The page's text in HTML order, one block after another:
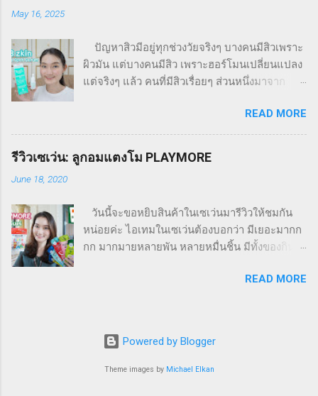
ขึ้น พร้อมทั้งปรับสีของแผลเป็นให้สม่ำเสมอ มีส่วน
ผสมของวิตามินซี และวิตามินอี ช่วยลดเลือนรอย
แผลเป็นให้ดูจางลง ไม่มีส่วนผสมของแอลกอฮอล์
ทางผิวหนัง (dermatologically tested) รอบ
กล่องมีรายละเอียดผลิตภัณฑ์อยู่ ปริมาณสุทธิ 9
กรัม วิธีใช้ : ทาเจลลงบนแผลเป็นนูน หรือคีลอยด์
เนื้อเจลเป็นแบบซิล...
May 16, 2025
ปัญหาสิวมีอยู่ทุกช่วงวัยจริงๆ บางคนมีสิวเพราะ
ผิวมัน แต่บางคนมีสิว เพราะฮอร์โมนเปลี่ยนแปลง
แต่จริงๆ แล้ว คนที่มีสิวเรื่อยๆ ส่วนหนึ่งมาจาก
มาณมากๆ ก็จะทำให้เกิดสิวได้ง่าย แต่เราเองก็คง
อยากกินตามใจอยาก จะห้ามปากตัวเองก็ยากมาก
… การแก้ปัญหาสิวนอกจากจะล้างหน้าให้สะอาด
ปัญหาสิวที่ผิวหน้า และตามผิวกาย รวมถึงที่แผ่น
หลัง คือมีสิว และรอยสิวหนักมาก แม้จะใต้ร่มผ้า
แต่เราก็อยากให้ผิวเราดูเนียนสวยทุกส่วน วันนี้เลย
ดูแล รักษาสิว จะเป็นอย่างไรไปชมกันค่ะ B zkin
zkin Acne Spot Serum ตัวนี้ มีคุณสมบัติในการ
ลดความมัน , ลดการอักเสบ , ลดและป้องกันการ
READ MORE
รีวิวเซเว่น: ลูกอมแตงโม PLAYMORE
June 18, 2020
วันนี้จะขอหยิบสินค้าในเซเว่นมารีวิวให้ชมกัน
หน่อยค่ะ ไอเทมในเซเว่นต้องบอกว่า มีเยอะมากก
กก มากมายหลายพัน หลายหมื่นชิ้น มีทั้งของกิน
น่าสนใจมากๆ มาแนะนำ และรีวิวให้ชมกันค่ะ
แนะนำว่า ลองอมลูกอมแตงโมนี้สิ อร่อยมากเลย
มันเย็นๆด้วย เพื่อนแม่แจกมาให้ลองกิน กินแล้ว
อร่อยดี ม๊าเจอในเซเว่นเลยลองซื้อมากินดูว่า
READ MORE
Powered by Blogger
Theme images by Michael Elkan